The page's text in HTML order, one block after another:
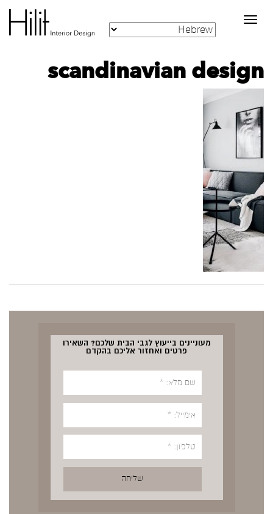
Toggle
navigation
scandinavian design
מעוניינים בייעוץ לגבי הבית שלכם? השאירו
פרטים ואחזור אליכם בהקדם